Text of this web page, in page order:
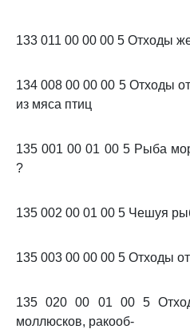
133 011 00 00 00 5 Отходы
134 008 00 00 00 5 Отходы
из мяса птиц
135 001 00 01 00 5 Рыба
?
135 002 00 01 00 5 Чешуя
135 003 00 00 00 5 Отходы
135 020 00 01 00 5
моллюсков, ракооб-